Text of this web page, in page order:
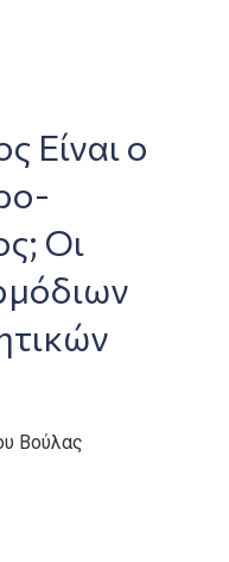
Είναι ο
Οι
Βούλας